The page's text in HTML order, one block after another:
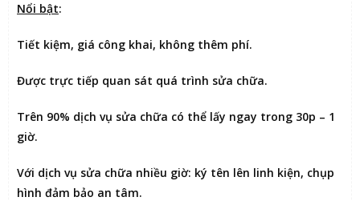
Nổi bật:
Tiết kiệm, giá công khai, không thêm phí.
Được trực tiếp quan sát quá trình sửa chữa.
Trên 90% dịch vụ sửa chữa có thể lấy ngay trong 30p – 1
giờ.
Với dịch vụ sửa chữa nhiều giờ: ký tên lên linh kiện, chụp
hình đảm bảo an tâm.